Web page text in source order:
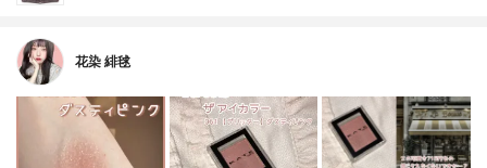
花染 緋毬